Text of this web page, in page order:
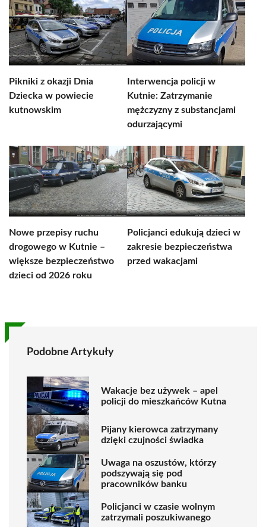
Pikniki z okazji Dnia
Dziecka w powiecie
kutnowskim
Interwencja policji w
Kutnie: Zatrzymanie
mężczyzny z substancjami
odurzającymi
Nowe przepisy ruchu
drogowego w Kutnie –
większe bezpieczeństwo
dzieci od 2026 roku
Policjanci edukują dzieci w
zakresie bezpieczeństwa
przed wakacjami
Podobne Artykuły
Wakacje bez używek – apel
policji do mieszkańców Kutna
Pijany kierowca zatrzymany
dzięki czujności świadka
Uwaga na oszustów, którzy
podszywają się pod
pracowników banku
Policjanci w czasie wolnym
zatrzymali poszukiwanego